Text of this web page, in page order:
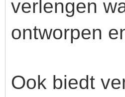
verlengen
ontworpen
Ook biedt